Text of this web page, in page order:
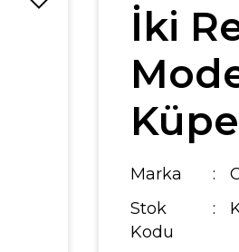
İki
Marka
Stok
Kodu